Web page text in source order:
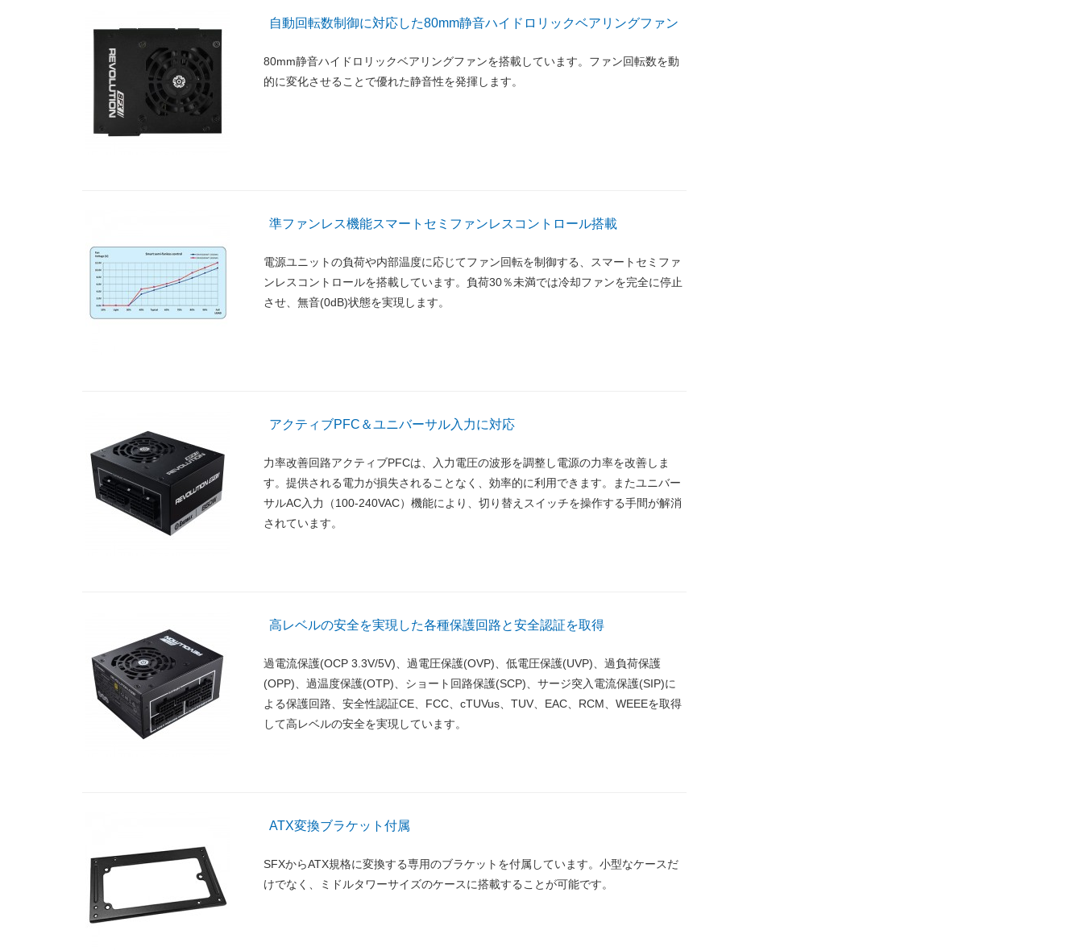
自動回転数制御に対応した80mm静音ハイドロリックベアリングファン
80mm静音ハイドロリックベアリングファンを搭載しています。ファン回転数を動
的に変化させることで優れた静音性を発揮します。
準ファンレス機能スマートセミファンレスコントロール搭載
電源ユニットの負荷や内部温度に応じてファン回転を制御する、スマートセミファ
ンレスコントロールを搭載しています。負荷30％未満では冷却ファンを完全に停止
させ、無音(0dB)状態を実現します。
アクティブPFC＆ユニバーサル入力に対応
力率改善回路アクティブPFCは、入力電圧の波形を調整し電源の力率を改善しま
す。提供される電力が損失されることなく、効率的に利用できます。またユニバー
サルAC入力（100-240VAC）機能により、切り替えスイッチを操作する手間が解消
されています。
高レベルの安全を実現した各種保護回路と安全認証を取得
過電流保護(OCP 3.3V/5V)、過電圧保護(OVP)、低電圧保護(UVP)、過負荷保護
(OPP)、過温度保護(OTP)、ショート回路保護(SCP)、サージ突入電流保護(SIP)に
よる保護回路、安全性認証CE、FCC、cTUVus、TUV、EAC、RCM、WEEEを取得
して高レベルの安全を実現しています。
ATX変換ブラケット付属
SFXからATX規格に変換する専用のブラケットを付属しています。小型なケースだ
けでなく、ミドルタワーサイズのケースに搭載することが可能です。